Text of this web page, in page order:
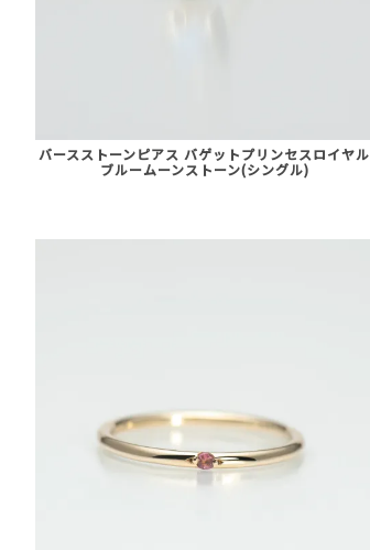
バースストーンピアス バゲットプリンセスロイヤル
ブルームーンストーン(シングル)